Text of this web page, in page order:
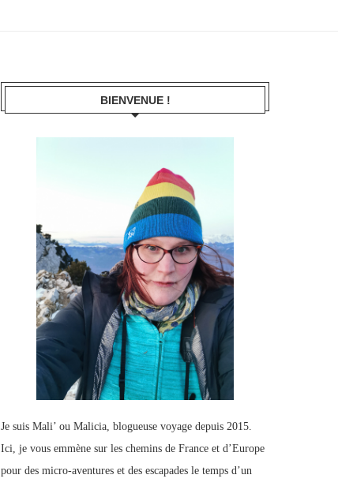
BIENVENUE !
Je suis Mali’ ou Malicia, blogueuse voyage depuis 2015.
Ici, je vous emmène sur les chemins de France et d’Europe
pour des micro-aventures et des escapades le temps d’un